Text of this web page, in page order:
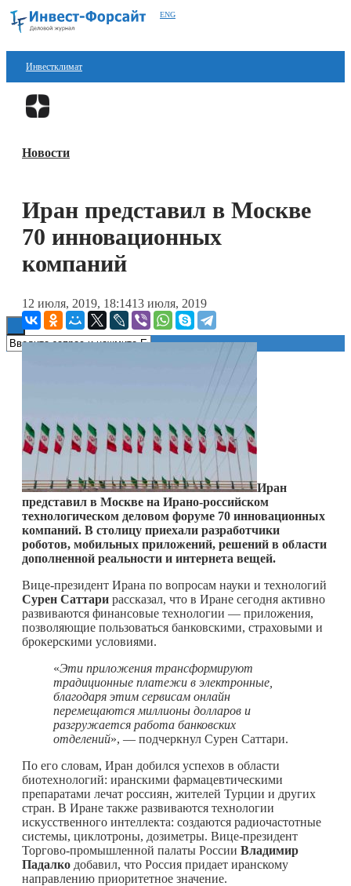
ENG
Инвестклимат
Финансы
Блокчейн
Технологии
Новости
Иран представил в Москве
70 инновационных
компаний
12 июля, 2019, 18:1413 июля, 2019
Иран
представил в Москве на Ирано-российском
технологическом деловом форуме 70 инновационных
компаний. В столицу приехали разработчики
роботов, мобильных приложений, решений в области
дополненной реальности и интернета вещей.
Вице-президент Ирана по вопросам науки и технологий
Сурен Саттари рассказал, что в Иране сегодня активно
развиваются финансовые технологии — приложения,
позволяющие пользоваться банковскими, страховыми и
брокерскими условиями.
«Эти приложения трансформируют
традиционные платежи в электронные,
благодаря этим сервисам онлайн
перемещаются миллионы долларов и
разгружается работа банковских
отделений», — подчеркнул Сурен Саттари.
По его словам, Иран добился успехов в области
биотехнологий: иранскими фармацевтическими
препаратами лечат россиян, жителей Турции и других
стран. В Иране также развиваются технологии
искусственного интеллекта: создаются радиочастотные
системы, циклотроны, дозиметры. Вице-президент
Торгово-промышленной палаты России Владимир
Падалко добавил, что Россия придает иранскому
направлению приоритетное значение.